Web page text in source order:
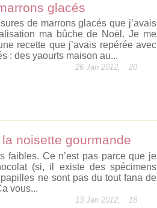
glacés
de marrons glacés que j’avais
ma bûche de Noël. Je me
recette que j’avais repérée avec
: des yaourts maison au...
26 Jan 2012, 20
noisette gourmande
faibles. Ce n’est pas parce que je
(si, il existe des spécimens
ne sont pas du tout fana de
vous...
13 Jan 2012, 18